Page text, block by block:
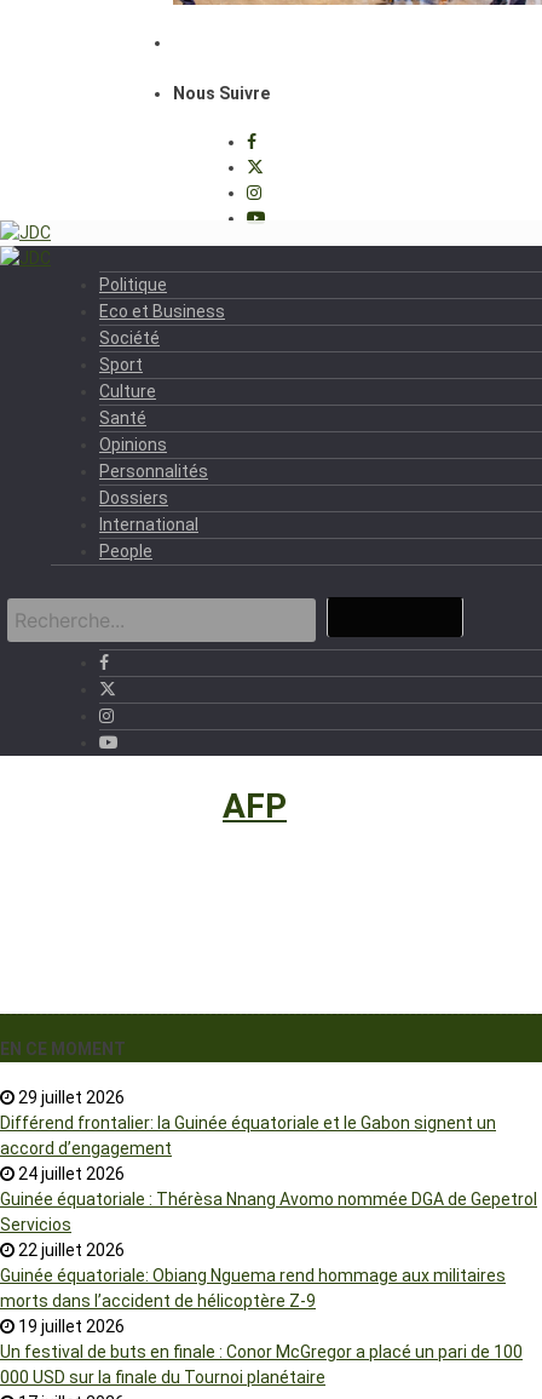
Nous Suivre
Politique
Eco et Business
Société
Sport
Culture
Santé
Opinions
Personnalités
Dossiers
International
People
AFP
EN CE MOMENT
29 juillet 2026
Différend frontalier: la Guinée équatoriale et le Gabon signent un
accord d’engagement
24 juillet 2026
Guinée équatoriale : Thérèsa Nnang Avomo nommée DGA de Gepetrol
Servicios
22 juillet 2026
Guinée équatoriale: Obiang Nguema rend hommage aux militaires
morts dans l’accident de hélicoptère Z-9
19 juillet 2026
Un festival de buts en finale : Conor McGregor a placé un pari de 100
000 USD sur la finale du Tournoi planétaire